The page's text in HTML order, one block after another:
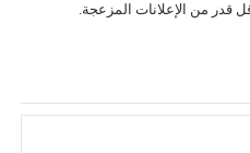
قدر من الإعلانات المزعجة.